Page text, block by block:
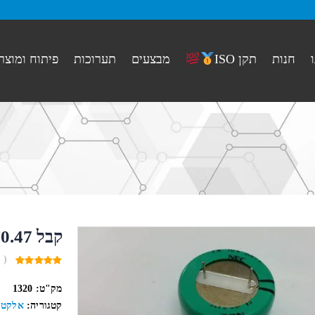
חנות תקן ISO מבצעים תערוכות פיתוח
קבל F0.47 (מיוחד)
out
of
5
(
מק"ט: 1320
קטגוריה: